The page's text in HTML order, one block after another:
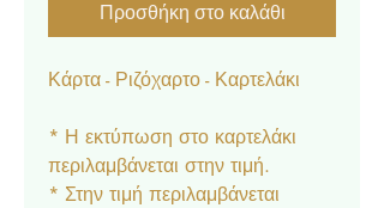
Προσθήκη στο καλάθι
Κάρτα - Ριζόχαρτο - Καρτελάκι
* Η εκτύπωση στο καρτελάκι
περιλαμβάνεται στην τιμή.
* Στην τιμή περιλαμβάνεται